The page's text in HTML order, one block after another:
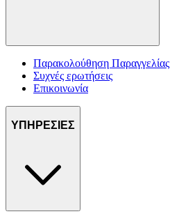
Παρακολούθηση Παραγγελίας
Συχνές ερωτήσεις
Επικοινωνία
ΥΠΗΡΕΣΙΕΣ